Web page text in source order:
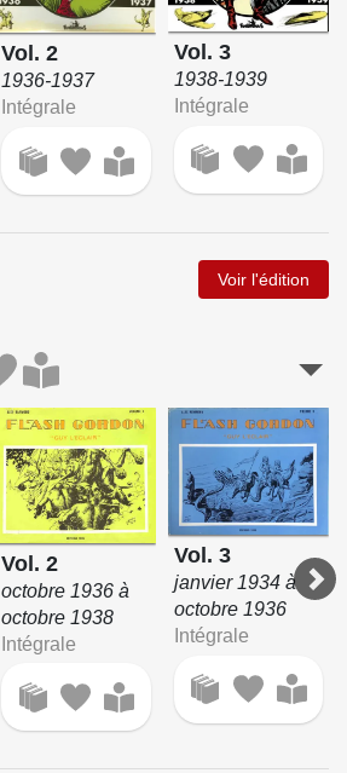
Vol. 2
1936-1937
Intégrale
Vol. 3
1938-1939
Intégrale
Voir l'édition
Vol. 2
octobre 1936 à
octobre 1938
Intégrale
Vol. 3
janvier 1934 à
octobre 1936
Intégrale